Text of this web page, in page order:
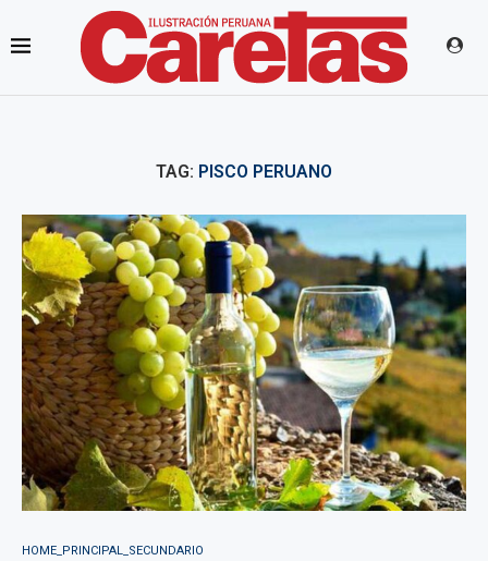
TAG: PISCO PERUANO
HOME_PRINCIPAL_SECUNDARIO